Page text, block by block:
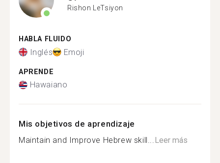
Rishon LeTsiyon
HABLA FLUIDO
Inglés Emoji
APRENDE
Hawaiano
Mis objetivos de aprendizaje
Maintain and Improve Hebrew skill...Leer más